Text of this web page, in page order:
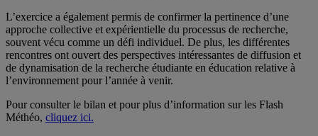
L’exercice a également permis de confirmer la pertinence d’une
approche collective et expérientielle du processus de recherche,
souvent vécu comme un défi individuel. De plus, les différentes
rencontres ont ouvert des perspectives intéressantes de diffusion et
de dynamisation de la recherche étudiante en éducation relative à
l’environnement pour l’année à venir.
Pour consulter le bilan et pour plus d’information sur les Flash
Méthéo, cliquez ici.